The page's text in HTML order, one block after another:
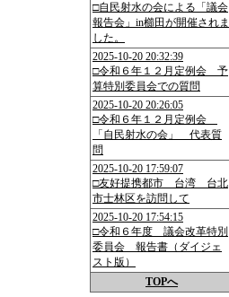
□自民射水の会による「議会
報告会」in櫛田が開催されま
した。
2025-10-20 20:32:39
□令和６年１２月定例会 予
算特別委員会での質問
2025-10-20 20:26:05
□令和６年１２月定例会
「自民射水の会」 代表質
問
2025-10-20 17:59:07
□友好提携都市 台湾 台北
市士林区を訪問して
2025-10-20 17:54:15
□令和６年度 議会改革特別
委員会 報告書（ダイジェ
スト版）
TOPへ